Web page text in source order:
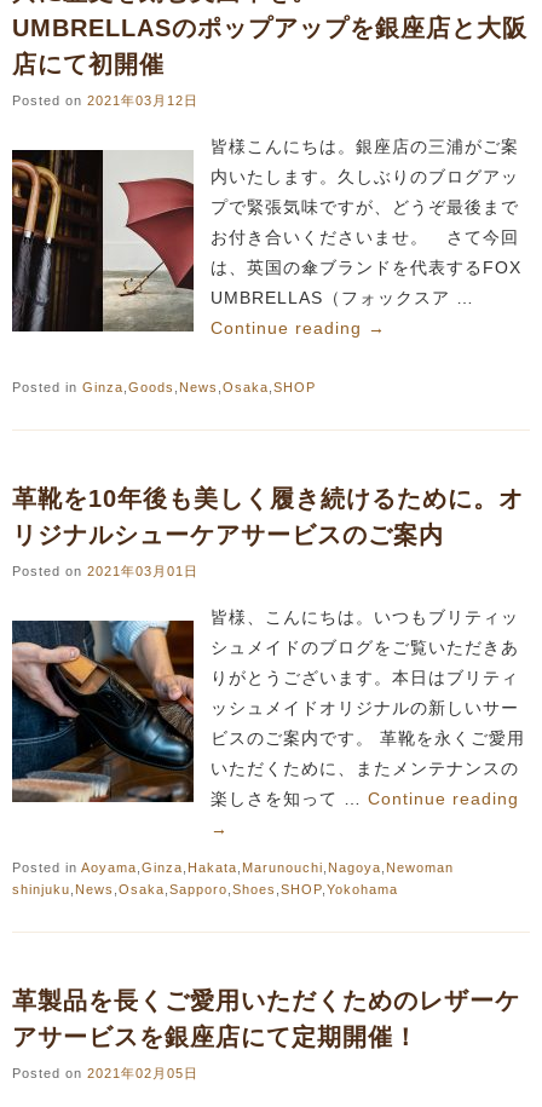
UMBRELLASのポップアップを銀座店と大阪
店にて初開催
Posted on 2021年03月12日
皆様こんにちは。銀座店の三浦がご案
内いたします。久しぶりのブログアッ
プで緊張気味ですが、どうぞ最後まで
お付き合いくださいませ。 さて今回
は、英国の傘ブランドを代表するFOX
UMBRELLAS（フォックスア …
Continue reading →
Posted in Ginza Goods News Osaka SHOP
革靴を10年後も美しく履き続けるために。オ
リジナルシューケアサービスのご案内
Posted on 2021年03月01日
皆様、こんにちは。いつもブリティッ
シュメイドのブログをご覧いただきあ
りがとうございます。本日はブリティ
ッシュメイドオリジナルの新しいサー
ビスのご案内です。 革靴を永くご愛用
いただくために、またメンテナンスの
楽しさを知って … Continue reading
→
Posted in Aoyama Ginza Hakata Marunouchi Nagoya Newoman
shinjuku News Osaka Sapporo Shoes SHOP Yokohama
革製品を長くご愛用いただくためのレザーケ
アサービスを銀座店にて定期開催！
Posted on 2021年02月05日